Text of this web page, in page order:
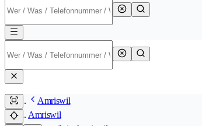
Amriswil
Amriswil